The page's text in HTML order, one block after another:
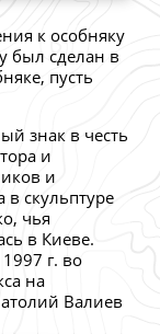
к особняку
был сделан в
пусть
знак в честь
и
и
скульптуре
чья
в Киеве.
г. во
на
Валиев